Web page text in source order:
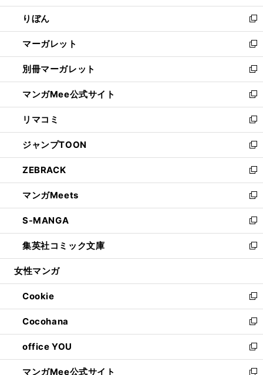
開
く
ウ
で
開
く
ン
ド
ウ
で
開
く
ウ
ィ
ン
ド
ウ
で
開
く
りぼん
新
し
い
ウ
ィ
ン
ド
ウ
で
開
く
マーガレット
新
し
い
ウ
ィ
ン
ド
ウ
で
開
く
別冊マーガレット
新
し
い
ウ
ィ
ン
ド
ウ
で
開
く
マンガMee公式サイト
新
し
い
ウ
ィ
ン
ド
ウ
で
開
く
リマコミ
新
し
い
ウ
ィ
ン
ド
ウ
で
開
く
ジャンプTOON
新
し
い
ウ
ィ
ン
ド
ウ
で
開
ZEBRACK
新
し
い
ウ
ィ
ン
ド
ウ
開
く
マンガMeets
新
し
い
ウ
ィ
ン
ウ
で
開
く
S-MANGA
新
し
い
ウ
ン
ド
ウ
で
開
く
集英社コミック文庫
新
し
ウ
ィ
ン
ド
ウ
で
開
く
女性マンガ
Cookie
新
し
い
ウ
ィ
ン
ド
Cocohana
新
し
い
ウ
office YOU
新
し
マンガMee公式サイト